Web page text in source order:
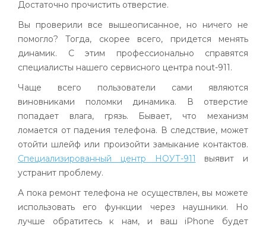
Достаточно прочистить отверстие.
Вы проверили все вышеописанное, но ничего не
помогло? Тогда, скорее всего, придется менять
динамик. С этим профессионально справятся
специалисты нашего сервисного центра nout-911.
Чаще всего пользователи сами являются
виновниками поломки динамика. В отверстие
попадает влага, грязь. Бывает, что механизм
ломается от падения телефона. В следствие, может
отойти шлейф или произойти замыкание контактов.
Специализированный центр НОУТ-911 выявит и
устранит проблему.
А пока ремонт телефона не осуществлен, вы можете
использовать его функции через наушники. Но
лучше обратитесь к нам, и ваш iPhone будет